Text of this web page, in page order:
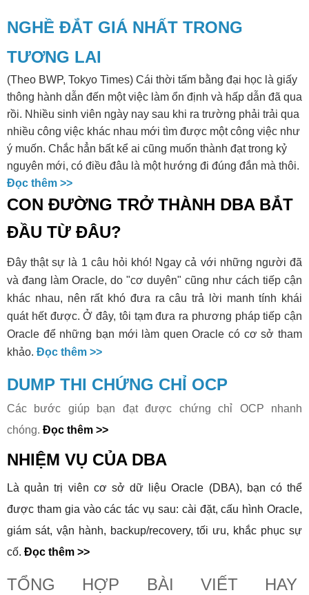
NGHỀ ĐẮT GIÁ NHẤT TRONG
TƯƠNG LAI
(Theo BWP, Tokyo Times) Cái thời tấm bằng đại học là giấy
thông hành dẫn đến một việc làm ổn định và hấp dẫn đã qua
rồi. Nhiều sinh viên ngày nay sau khi ra trường phải trải qua
nhiều công việc khác nhau mới tìm được một công việc như
ý muốn. Chắc hẳn bất kể ai cũng muốn thành đạt trong kỷ
nguyên mới, có điều đâu là một hướng đi đúng đắn mà thôi.
Đọc thêm >>
CON ĐƯỜNG TRỞ THÀNH DBA BẮT
ĐẦU TỪ ĐÂU?
Đây thật sự là 1 câu hỏi khó! Ngay cả với những người đã
và đang làm Oracle, do "cơ duyên" cũng như cách tiếp cận
khác nhau, nên rất khó đưa ra câu trả lời manh tính khái
quát hết được. Ở đây, tôi tạm đưa ra phương pháp tiếp cận
Oracle để những bạn mới làm quen Oracle có cơ sở tham
khảo. Đọc thêm >>
DUMP THI CHỨNG CHỈ OCP
Các bước giúp bạn đạt được chứng chỉ OCP nhanh
chóng. Đọc thêm >>
NHIỆM VỤ CỦA DBA
Là quản trị viên cơ sở dữ liệu Oracle (DBA), bạn có thể
được tham gia vào các tác vụ sau: cài đặt, cấu hình Oracle,
giám sát, vận hành, backup/recovery, tối ưu, khắc phục sự
cố. Đọc thêm >>
TỔNG HỢP BÀI VIẾT HAY